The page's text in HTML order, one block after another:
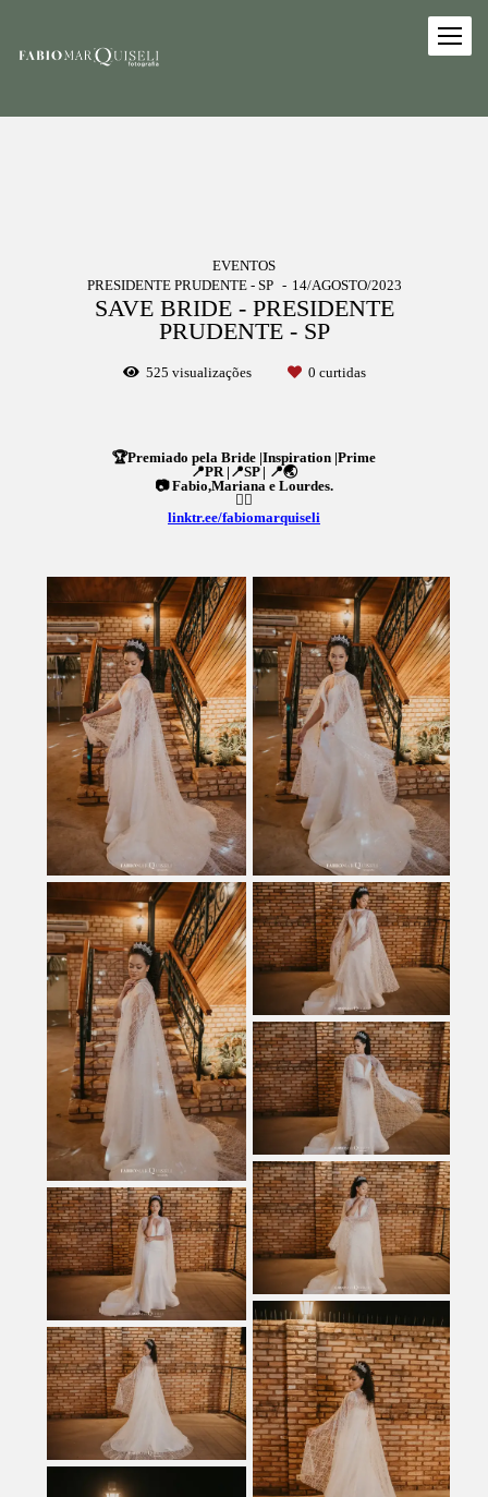
EVENTOS
PRESIDENTE PRUDENTE - SP
14/AGOSTO/2023
SAVE BRIDE - PRESIDENTE
PRUDENTE - SP
525 visualizações 0 curtidas
🏆Premiado pela Bride |Inspiration |Prime
📍PR |📍SP | 📍🌏
📷 Fabio,Mariana e Lourdes.
👇🏼
linktr.ee/fabiomarquiseli